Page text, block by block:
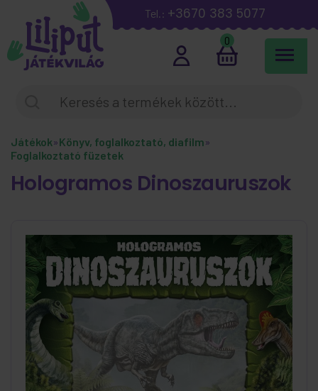
Tel.: +3670 383 5077
0
Játékok»Könyv, foglalkoztató, diafilm»
Foglalkoztató füzetek
Hologramos Dinoszauruszok